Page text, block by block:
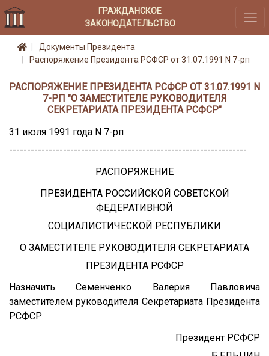
ГРАЖДАНСКОЕ
ЗАКОНОДАТЕЛЬСТВО
Документы Президента
Распоряжение Президента РСФСР от 31.07.1991 N 7-рп
РАСПОРЯЖЕНИЕ ПРЕЗИДЕНТА РСФСР ОТ 31.07.1991 N
7-РП "О ЗАМЕСТИТЕЛЕ РУКОВОДИТЕЛЯ
СЕКРЕТАРИАТА ПРЕЗИДЕНТА РСФСР"
31 июля 1991 года N 7-рп
------------------------------------------------------------------
РАСПОРЯЖЕНИЕ
ПРЕЗИДЕНТА РОССИЙСКОЙ СОВЕТСКОЙ
ФЕДЕРАТИВНОЙ
СОЦИАЛИСТИЧЕСКОЙ РЕСПУБЛИКИ
О ЗАМЕСТИТЕЛЕ РУКОВОДИТЕЛЯ СЕКРЕТАРИАТА
ПРЕЗИДЕНТА РСФСР
Назначить Семенченко Валерия Павловича
заместителем руководителя Секретариата Президента
РСФСР.
Президент РСФСР